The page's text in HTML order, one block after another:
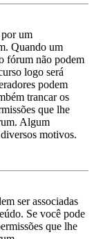
por um
Quando um
fórum não podem
logo será
podem
trancar os
que lhe
Algum
motivos.
ser associadas
Se você pode
que lhe